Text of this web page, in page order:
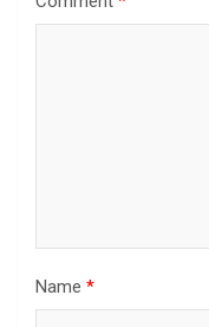
Name *